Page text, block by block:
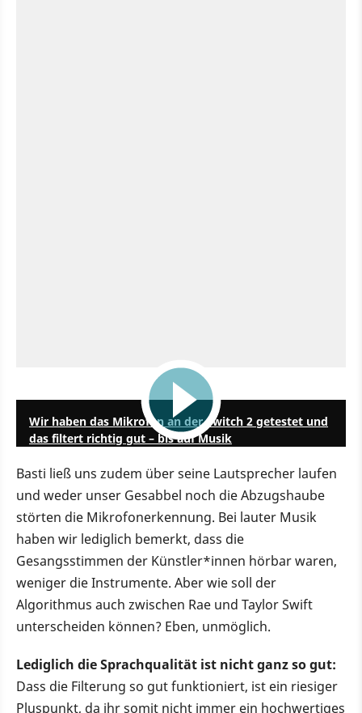
Wir haben das Mikrofon an der Switch 2 getestet und
das filtert richtig gut – bis auf Musik
Basti ließ uns zudem über seine Lautsprecher laufen
und weder unser Gesabbel noch die Abzugshaube
störten die Mikrofonerkennung. Bei lauter Musik
haben wir lediglich bemerkt, dass die
Gesangsstimmen der Künstler*innen hörbar waren,
weniger die Instrumente. Aber wie soll der
Algorithmus auch zwischen Rae und Taylor Swift
unterscheiden können? Eben, unmöglich.
Lediglich die Sprachqualität ist nicht ganz so gut:
Dass die Filterung so gut funktioniert, ist ein riesiger
Pluspunkt, da ihr somit nicht immer ein hochwertiges